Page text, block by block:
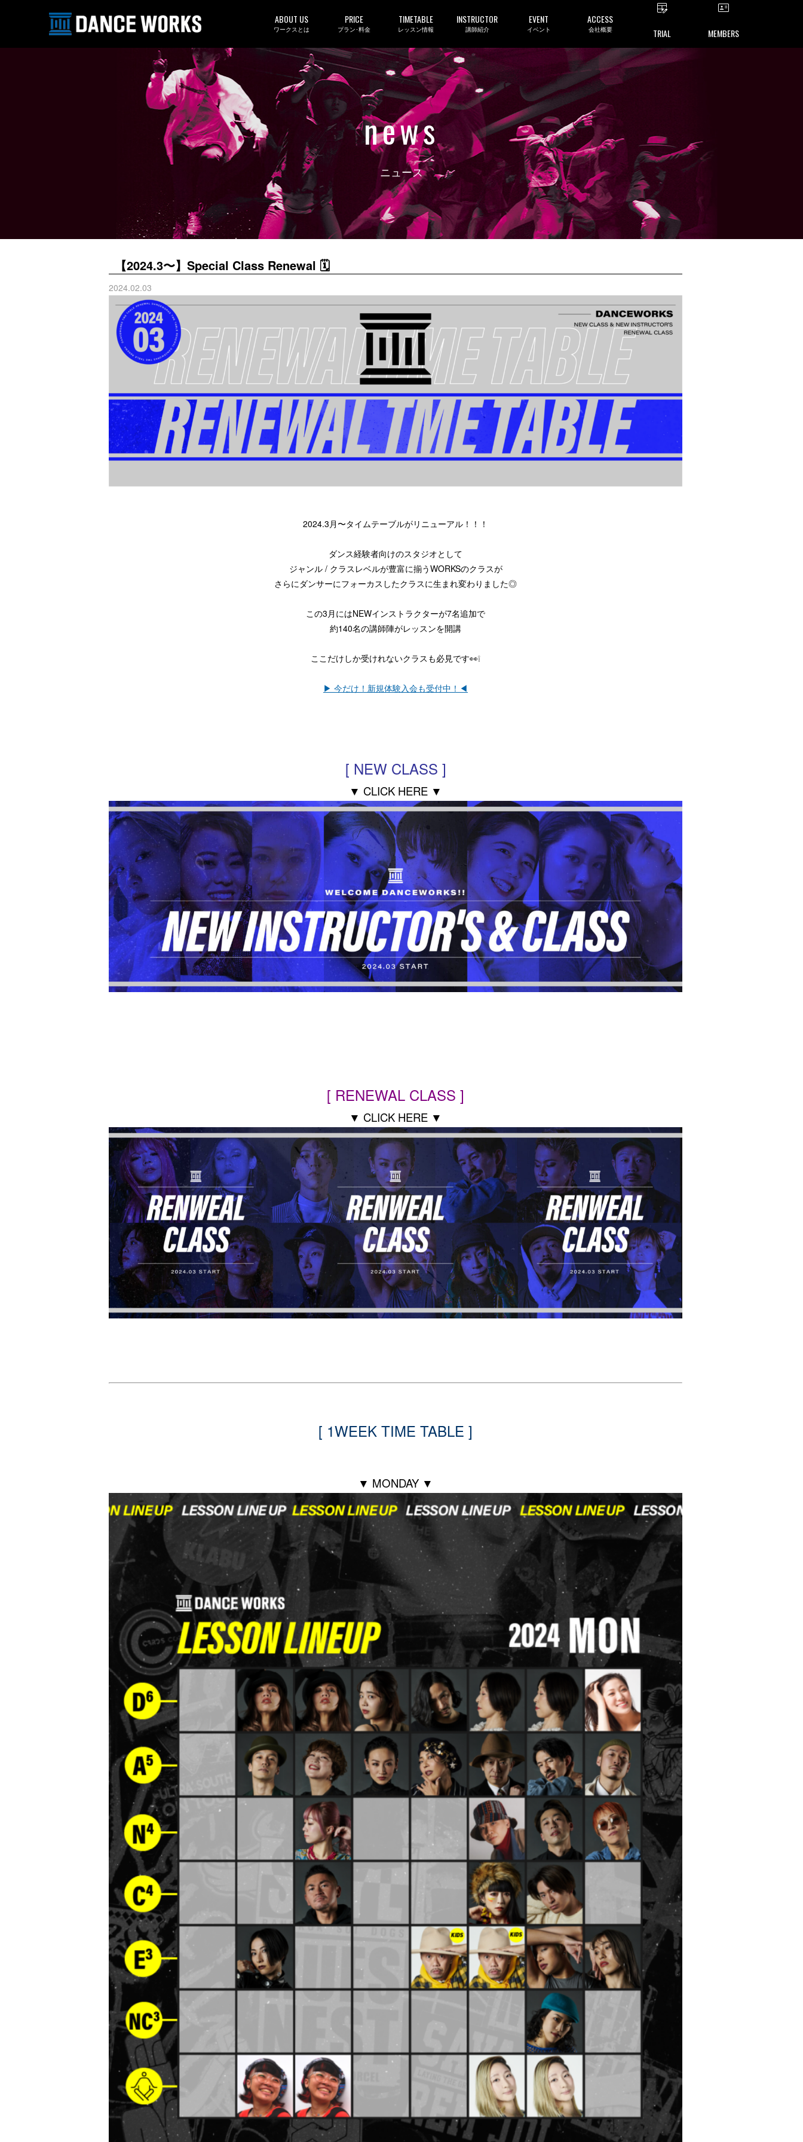
ABOUT US
ワークスとは
PRICE
プラン･料金
TIMETABLE
レッスン情報
INSTRUCTOR
講師紹介
EVENT
イベント
ACCESS
会社概要 TRIAL MEMBERS
news
ニュース
【2024.3〜】Special Class Renewal 🗓
2024.02.03
2024.3月〜タイムテーブルがリニューアル！！！
ダンス経験者向けのスタジオとして
ジャンル / クラスレベルが豊富に揃うWORKSのクラスが
さらにダンサーにフォーカスしたクラスに生まれ変わりました◎
この3月にはNEWインストラクターが7名追加で
約140名の講師陣がレッスンを開講
ここだけしか受けれないクラスも必見です👀❕
▶︎ 今だけ！新規体験入会も受付中！◀︎
[ NEW CLASS ]
▼ CLICK HERE ▼
[ RENEWAL CLASS ]
▼ CLICK HERE ▼
[ 1WEEK TIME TABLE ]
▼ MONDAY ▼